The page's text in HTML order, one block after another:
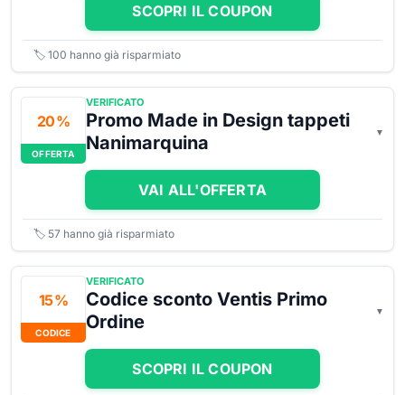
SCOPRI IL COUPON
🏷️ 100 hanno già risparmiato
20 %
OFFERTA
VERIFICATO
Promo Made in Design tappeti
Nanimarquina
VAI ALL'OFFERTA
🏷️ 57 hanno già risparmiato
15 %
CODICE
VERIFICATO
Codice sconto Ventis Primo
Ordine
SCOPRI IL COUPON